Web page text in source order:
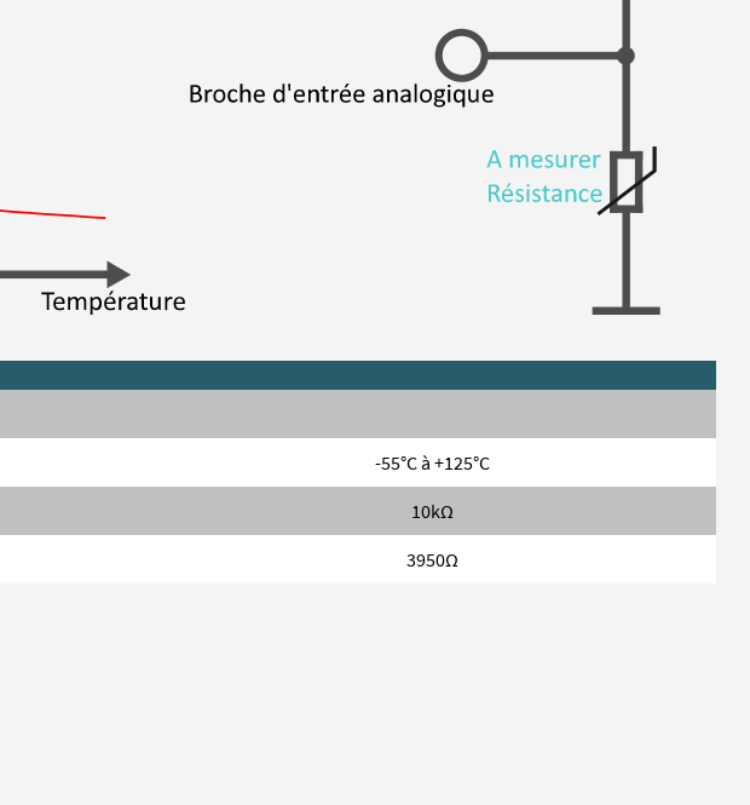
-55°C à +125°C
10kΩ
3950Ω